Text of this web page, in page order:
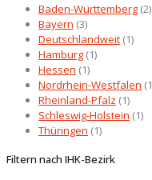
Baden-Württemberg (2)
Bayern (3)
Deutschlandweit (1)
Hamburg (1)
Hessen (1)
Nordrhein-Westfalen
Rheinland-Pfalz (1)
Schleswig-Holstein (1)
Thüringen (1)
Filtern nach IHK-Bezirk